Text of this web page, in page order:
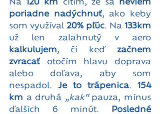
Na 120 km cítim, že sa neviem
poriadne nadýchnuť, ako keby
som využíval 20% pľúc. Na
kalkulujem, či keď začnem
zvracať otočím hlavu doprava
alebo doľava, aby som
nespadol. Je to trápenica. 154
km a druhá „kak“ pauza, mínus
ďalších 6 minút.
Posledné